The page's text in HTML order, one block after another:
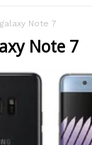
Note 7
Note 7